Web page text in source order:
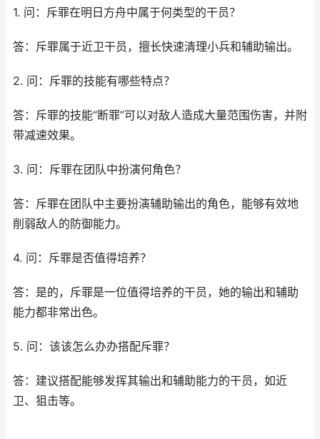
1. 问：斥罪在明日方舟中属于何类型的干员？
答：斥罪属于近卫干员，擅长快速清理小兵和辅助输出。
2. 问：斥罪的技能有哪些特点？
答：斥罪的技能“断罪”可以对敌人造成大量范围伤害，并附
带减速效果。
3. 问：斥罪在团队中扮演何角色？
答：斥罪在团队中主要扮演辅助输出的角色，能够有效地
削弱敌人的防御能力。
4. 问：斥罪是否值得培养？
答：是的，斥罪是一位值得培养的干员，她的输出和辅助
能力都非常出色。
5. 问：该该怎么办办搭配斥罪？
答：建议搭配能够发挥其输出和辅助能力的干员，如近
卫、狙击等。